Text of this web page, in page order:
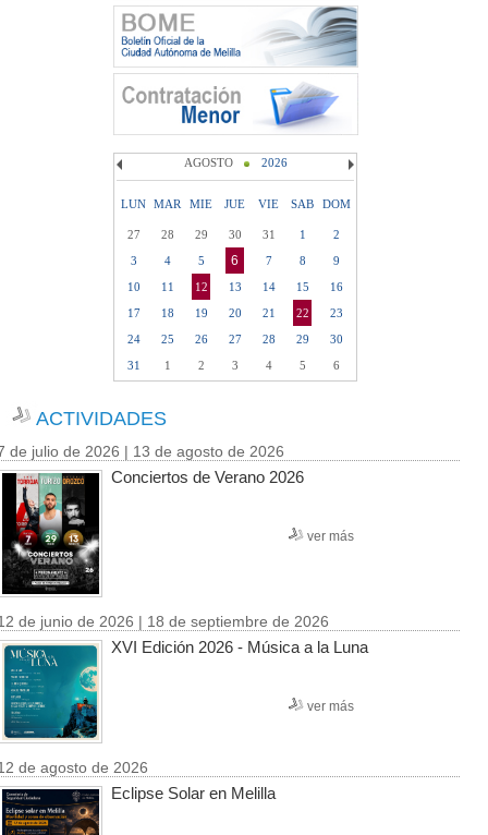
AGOSTO 2026
LUN MAR MIE JUE VIE SAB DOM
27 28 29 30 31 1
2
3
4 5 6 7 8
9
10
11 12 13 14 15
16
17
18 19 20 21 22
23
24
25 26 27 28 29
30
31
1 2 3 4 5 6
ACTIVIDADES
de julio de 2026 | 13 de agosto de 2026
Conciertos de Verano 2026
ver más
de junio de 2026 | 18 de septiembre de 2026
XVI Edición 2026 - Música a la Luna
ver más
de agosto de 2026
Eclipse Solar en Melilla